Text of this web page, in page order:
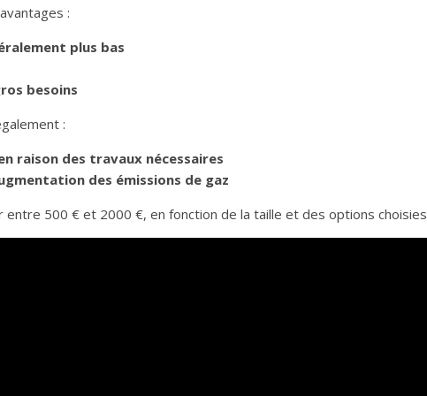
:
plus bas
besoins
:
raison des travaux nécessaires
des émissions de gaz
entre 500 € et 2000 €, en fonction de la taille et des options